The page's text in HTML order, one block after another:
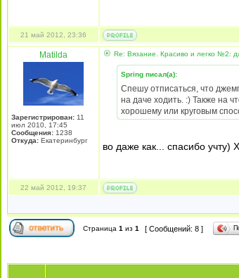
21 май 2012, 23:36
Matilda
Зарегистрирован: 11
июл 2010, 17:45
Сообщения: 1238
Откуда: Екатеринбург
Re: Вязание. Красиво и легко №2:
Spring писал(а):
Спешу отписаться, что
на даче ходить. :) Также на
хорошему или круговым
во даже как... спасибо учту)
22 май 2012, 19:37
Страница 1 из 1 [ Сообщений: 8 ]